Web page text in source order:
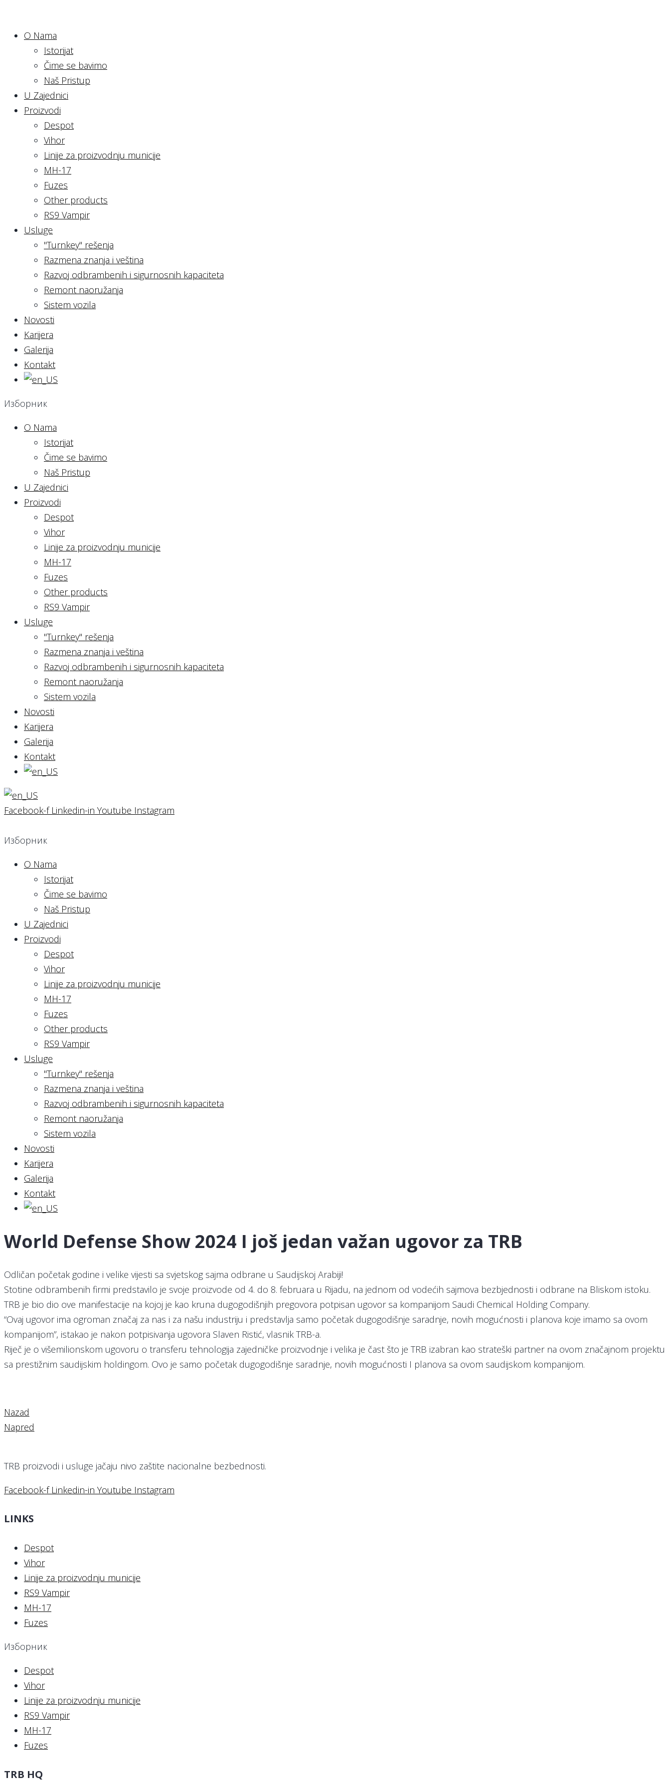
O Nama
Istorijat
Čime se bavimo
Naš Pristup
U Zajednici
Proizvodi
Despot
Vihor
Linije za proizvodnju municije
MH-17
Fuzes
Other products
RS9 Vampir
Usluge
"Turnkey" rešenja
Razmena znanja i veština
Razvoj odbrambenih i sigurnosnih kapaciteta
Remont naoružanja
Sistem vozila
Novosti
Karijera
Galerija
Kontakt
Изборник
O Nama
Istorijat
Čime se bavimo
Naš Pristup
U Zajednici
Proizvodi
Despot
Vihor
Linije za proizvodnju municije
MH-17
Fuzes
Other products
RS9 Vampir
Usluge
"Turnkey" rešenja
Razmena znanja i veština
Razvoj odbrambenih i sigurnosnih kapaciteta
Remont naoružanja
Sistem vozila
Novosti
Karijera
Galerija
Kontakt
Facebook-f Linkedin-in Youtube Instagram
Изборник
O Nama
Istorijat
Čime se bavimo
Naš Pristup
U Zajednici
Proizvodi
Despot
Vihor
Linije za proizvodnju municije
MH-17
Fuzes
Other products
RS9 Vampir
Usluge
"Turnkey" rešenja
Razmena znanja i veština
Razvoj odbrambenih i sigurnosnih kapaciteta
Remont naoružanja
Sistem vozila
Novosti
Karijera
Galerija
Kontakt
World Defense Show 2024 I još jedan važan ugovor za TRB
Odličan početak godine i velike vijesti sa svjetskog sajma odbrane u Saudijskoj Arabiji!
Stotine odbrambenih firmi predstavilo je svoje proizvode od 4. do 8. februara u Rijadu, na jednom od vodećih sajmova bezbjednosti i odbrane na Bliskom istoku.
TRB je bio dio ove manifestacije na kojoj je kao kruna dugogodišnjih pregovora potpisan ugovor sa kompanijom Saudi Chemical Holding Company.
“Ovaj ugovor ima ogroman značaj za nas i za našu industriju i predstavlja samo početak dugogodišnje saradnje, novih mogućnosti i planova koje imamo sa ovom
kompanijom”, istakao je nakon potpisivanja ugovora Slaven Ristić, vlasnik TRB-a.
Riječ je o višemilionskom ugovoru o transferu tehnologija zajedničke proizvodnje i velika je čast što je TRB izabran kao strateški partner na ovom značajnom projektu
sa prestižnim saudijskim holdingom. Ovo je samo početak dugogodišnje saradnje, novih mogućnosti I planova sa ovom saudijskom kompanijom.
Nazad
Napred
TRB proizvodi i usluge jačaju nivo zaštite nacionalne bezbednosti.
Facebook-f Linkedin-in Youtube Instagram
LINKS
Despot
Vihor
Linije za proizvodnju municije
RS9 Vampir
MH-17
Fuzes
Изборник
Despot
Vihor
Linije za proizvodnju municije
RS9 Vampir
MH-17
Fuzes
TRB HQ